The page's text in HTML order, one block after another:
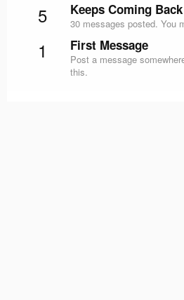
5 Keeps Coming Back
30 messages posted. You
1 First Message
Post a message
this.